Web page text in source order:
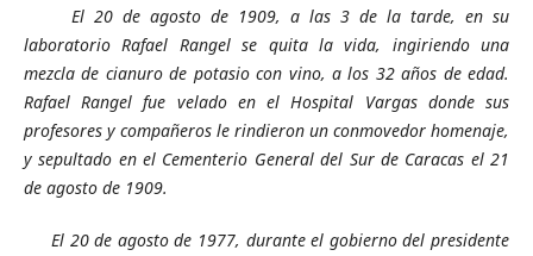
El 20 de agosto de 1909, a las 3 de la tarde, en su
laboratorio Rafael Rangel se quita la vida, ingiriendo una
mezcla de cianuro de potasio con vino, a los 32 años de edad.
Rafael Rangel fue velado en el Hospital Vargas donde sus
profesores y compañeros le rindieron un conmovedor homenaje,
y sepultado en el Cementerio General del Sur de Caracas el 21
de agosto de 1909.
El 20 de agosto de 1977, durante el gobierno del presidente